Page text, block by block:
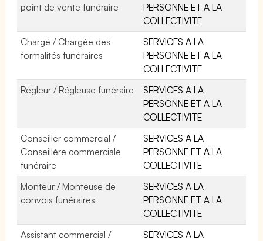
point de vente funéraire
PERSONNE ET A LA
COLLECTIVITE
Chargé / Chargée des
formalités funéraires
SERVICES A LA
PERSONNE ET A LA
COLLECTIVITE
Régleur / Régleuse funéraire
SERVICES A LA
PERSONNE ET A LA
COLLECTIVITE
Conseiller commercial /
Conseillère commerciale
funéraire
SERVICES A LA
PERSONNE ET A LA
COLLECTIVITE
Monteur / Monteuse de
convois funéraires
SERVICES A LA
PERSONNE ET A LA
COLLECTIVITE
Assistant commercial /
SERVICES A LA